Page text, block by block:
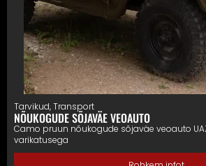
Tarvikud,Transport
NÕUKOGUDE SÕJAVÄE VEOAUTO
Camo pruun nõukogude sõjaväe veoauto
varikatusega